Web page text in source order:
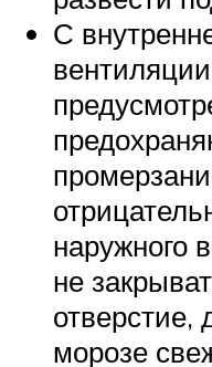
С
наружного
не
отверстие,
морозе